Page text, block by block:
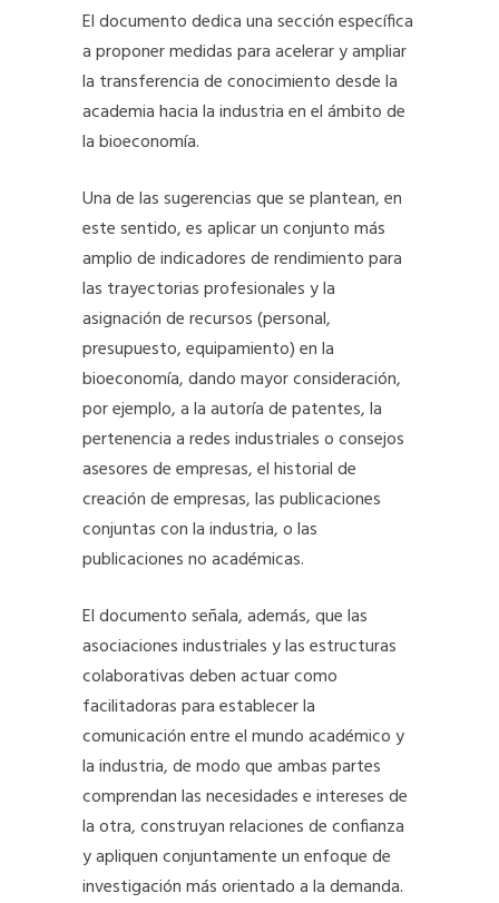
El documento dedica una sección específica
a proponer medidas para acelerar y ampliar
la transferencia de conocimiento desde la
academia hacia la industria en el ámbito de
la bioeconomía.
Una de las sugerencias que se plantean, en
este sentido, es aplicar un conjunto más
amplio de indicadores de rendimiento para
las trayectorias profesionales y la
asignación de recursos (personal,
presupuesto, equipamiento) en la
bioeconomía, dando mayor consideración,
por ejemplo, a la autoría de patentes, la
pertenencia a redes industriales o consejos
asesores de empresas, el historial de
creación de empresas, las publicaciones
conjuntas con la industria, o las
publicaciones no académicas.
El documento señala, además, que las
asociaciones industriales y las estructuras
colaborativas deben actuar como
facilitadoras para establecer la
comunicación entre el mundo académico y
la industria, de modo que ambas partes
comprendan las necesidades e intereses de
la otra, construyan relaciones de confianza
y apliquen conjuntamente un enfoque de
investigación más orientado a la demanda.